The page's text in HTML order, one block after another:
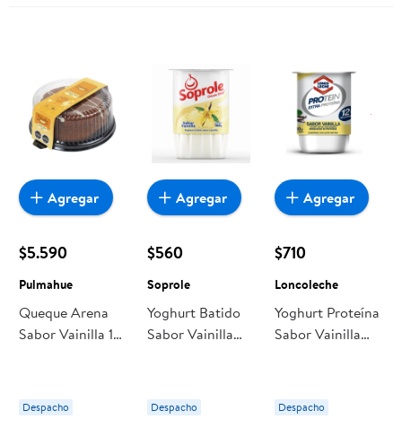
$5.590
Pulmahue
Queque Arena
Sabor Vainilla 1
Despacho
Agregar
$560
Soprole
Yoghurt Batido
Sabor Vainilla
Despacho
Agregar
$710
Loncoleche
Yoghurt Proteína
Sabor Vainilla
Despacho
Agregar